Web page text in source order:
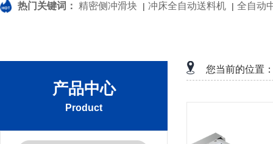
热门关键词： 精密侧冲滑块 | 冲床全自动送料机 | 全自动
产品中心
Product
您当前的位置